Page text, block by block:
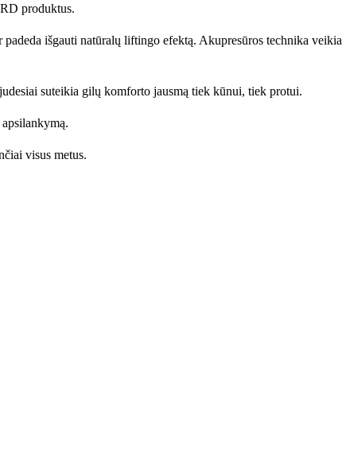
produktus.
išgauti natūralų liftingo efektą. Akupresūros technika veikia
suteikia gilų komforto jausmą tiek kūnui, tiek protui.
visus metus.